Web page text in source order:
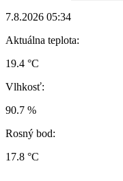
7.8.2026 05:34
Aktuálna teplota:
19.4 °C
Vlhkosť:
90.7 %
Rosný bod:
17.8 °C